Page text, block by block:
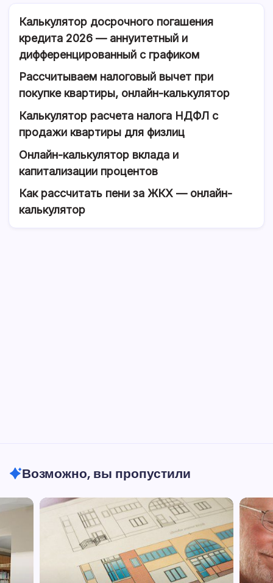
Калькулятор досрочного погашения
кредита 2026 — аннуитетный и
дифференцированный с графиком
Рассчитываем налоговый вычет при
покупке квартиры, онлайн-калькулятор
Калькулятор расчета налога НДФЛ с
продажи квартиры для физлиц
Онлайн-калькулятор вклада и
капитализации процентов
Как рассчитать пени за ЖКХ — онлайн-
калькулятор
Возможно, вы пропустили